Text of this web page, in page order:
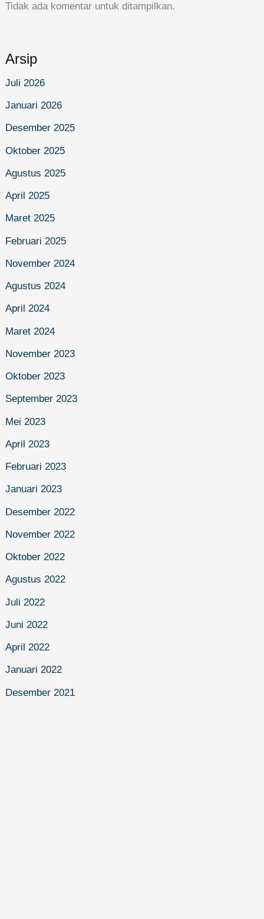
Tidak ada komentar untuk ditampilkan.
Arsip
Juli 2026
Januari 2026
Desember 2025
Oktober 2025
Agustus 2025
April 2025
Maret 2025
Februari 2025
November 2024
Agustus 2024
April 2024
Maret 2024
November 2023
Oktober 2023
September 2023
Mei 2023
April 2023
Februari 2023
Januari 2023
Desember 2022
November 2022
Oktober 2022
Agustus 2022
Juli 2022
Juni 2022
April 2022
Januari 2022
Desember 2021